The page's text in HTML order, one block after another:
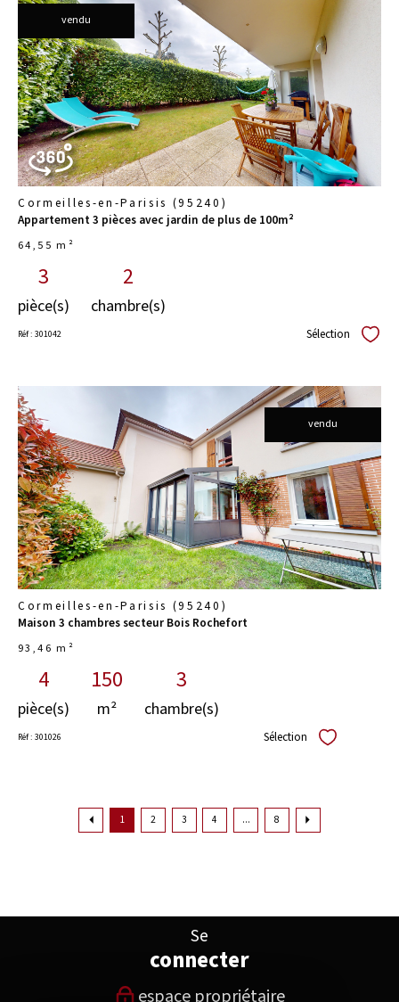
vendu
voir le
bien
Cormeilles-en-Parisis (95240)
Appartement 3 pièces avec jardin de plus de 100m²
64,55 m²
3
pièce(s)
2
chambre(s)
Réf : 301042 Sélection
vendu
voir le
bien
Cormeilles-en-Parisis (95240)
Maison 3 chambres secteur Bois Rochefort
93,46 m²
4
pièce(s)
150
m²
3
chambre(s)
Réf : 301026 Sélection Sélectionner
1 2 3 4 ... 8
Se
connecter
espace propriétaire